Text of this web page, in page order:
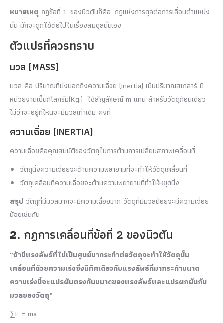
หมายเหตุ กฎข้อที่ 1 ของนิวตันก็คือ กฎแห่งการดุลต่อการเลื่อนตำแหน่ง
นั่น มักจะถูกใช้ต่อไปในเรื่องสมดุลนั่นเอง
ตัวแปรที่ควรทราบ
มวล (MASS)
มวล คือ ปริมาณที่บ่งบอกถึงความเฉื่อย (Inertia) เป็นปริมาณสเกลาร์ มี
หน่วยงานเป็นกิโลกรัม(Kg.) ใช้สัญลักษณ์ m แทน สำหรับวัตถุก้อนเดียว
ไม่ว่าจะอยู่ที่ไหนจะมีมวลเท่าเดิม คงที่
ความเฉื่อย (INERTIA)
ความเฉื่อยคือคุณสมบัติของวัตถุในการต้านการเปลี่ยนสภาพเคลื่อนที่
วัตถุนิ่งความเฉื่อยจะต้านความพยายามที่จะทำให้วัตถุเคลื่อนที่
วัตถุเคลื่อนที่ความเฉื่อยจะต้านความพยายามที่ทำให้หยุดนิ่ง
สรุป วัตถุที่มีมวลมากจะมีความเฉื่อยมาก วัตถุที่มีมวลน้อยจะมีความเฉื่อย
น้อยเช่นกัน
2. กฎการเคลื่อนที่ข้อที่ 2 ของนิวตัน
“ถ้ามีแรงลัพธ์ที่ไม่เป็นศูนย์มากระทำต่อวัตถุจะทำให้วัตถุนั้น
เคลื่อนที่ด้วยความเร่งซึ่งมีทิศเดียวกับแรงลัพธ์ที่มากระทำขนาด
ความเร่งนี้จะแปรผันตรงกับขนาดของแรงลัพธ์และแปรผกผันกับ
มวลของวัตถุ”
∑F = ma